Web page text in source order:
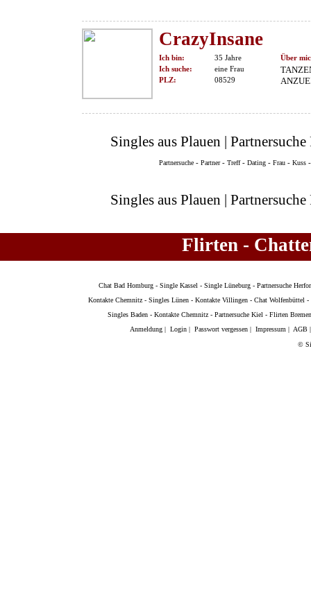
CrazyInsane
Ich bin:
35 Jahre
Ich suche:
eine Frau
PLZ:
08529
Über
Singles aus Plauen |
Partnersuche -Partner-Treff-Dating -Frau -Kuss
Singles aus Plauen |
Flirten -
Chat Bad Homburg -Single Kassel -Single Lüneburg -Partnersuche
Kontakte Chemnitz - Singles Lünen - Kontakte Villingen - Chat Wolfenbüttel -
Singles Baden -Kontakte Chemnitz -Partnersuche Kiel -Flirten
Anmeldung |Login |Passwort vergessen |Impressum | AGB
©